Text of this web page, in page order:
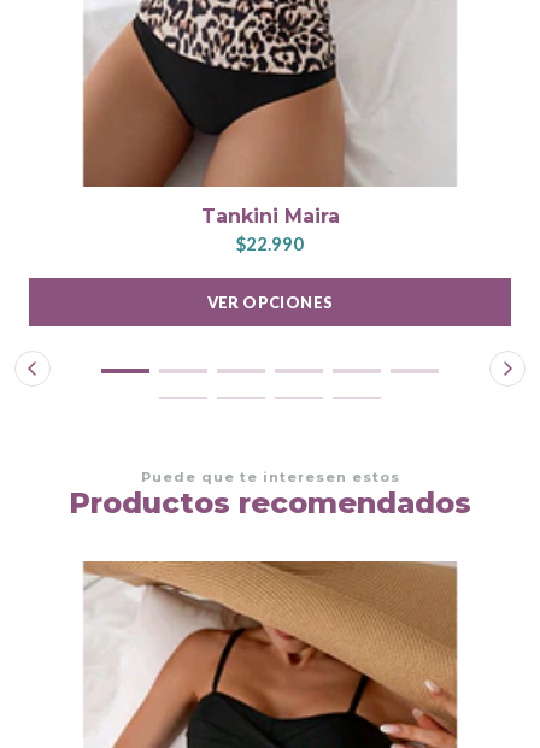
Tankini Maira
$22.990
VER OPCIONES
Puede que te interesen estos
Productos recomendados